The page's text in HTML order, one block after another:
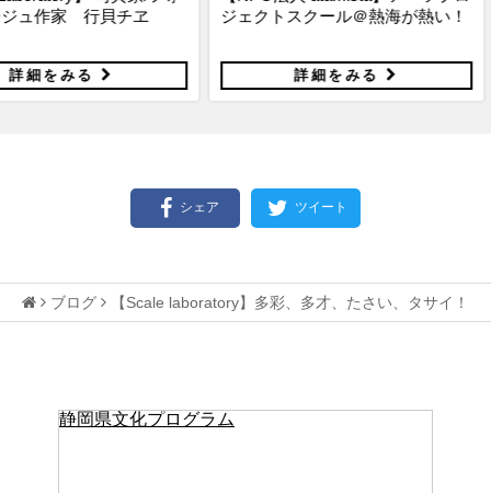
チヱ
ジェクトスクール＠熱海が熱い！
松崎
シェア ツイート
ブログ 【Scale laboratory】多彩、多才、たさい、タサイ！
静岡県文化プログラム